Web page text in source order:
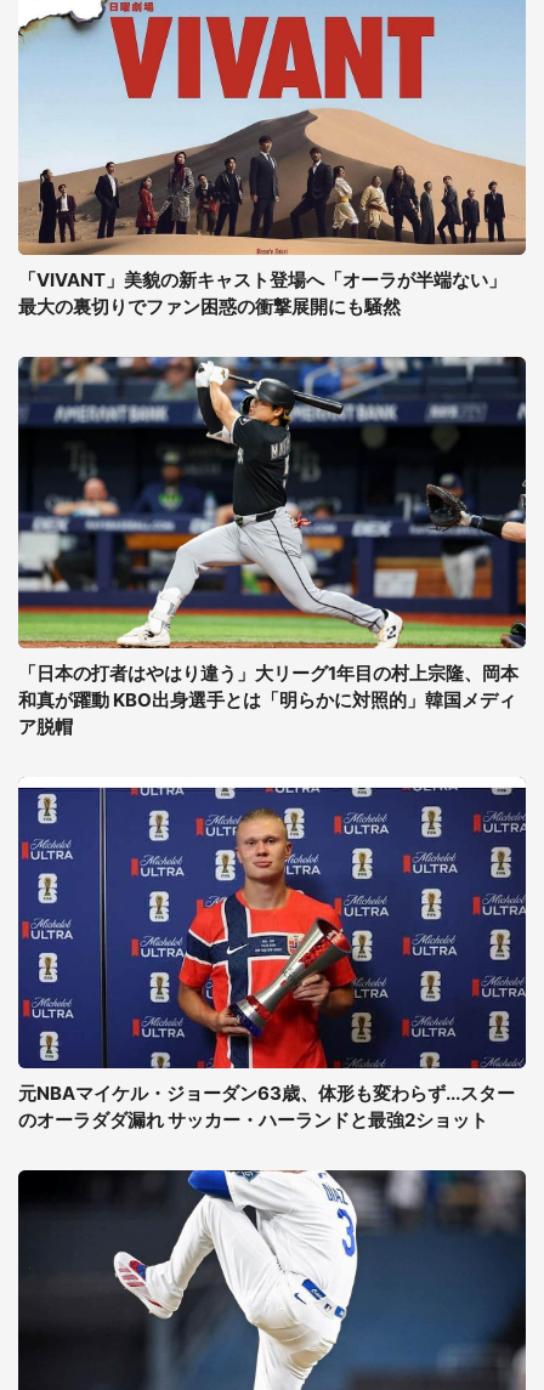
「VIVANT」美貌の新キャスト登場へ「オーラが半端ない」
最大の裏切りでファン困惑の衝撃展開にも騒然
「日本の打者はやはり違う」大リーグ1年目の村上宗隆、岡本
和真が躍動 KBO出身選手とは「明らかに対照的」韓国メディ
ア脱帽
元NBAマイケル・ジョーダン63歳、体形も変わらず...スター
のオーラダダ漏れ サッカー・ハーランドと最強2ショット